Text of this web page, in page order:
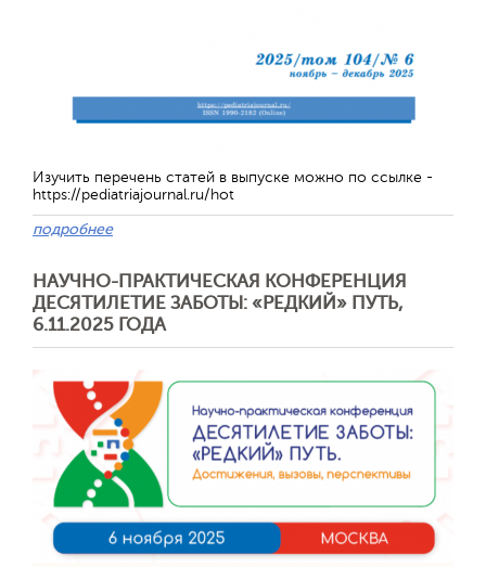
Изучить перечень статей в выпуске можно по ссылке -
https://pediatriajournal.ru/hot
подробнее
НАУЧНО-ПРАКТИЧЕСКАЯ КОНФЕРЕНЦИЯ
ДЕСЯТИЛЕТИЕ ЗАБОТЫ: «РЕДКИЙ» ПУТЬ,
6.11.2025 ГОДА